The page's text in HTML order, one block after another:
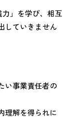
力」を学び、相互
していきません
い事業責任者の
理解を得られに